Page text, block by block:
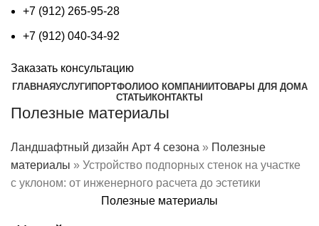
+7 (912) 265-95-28
+7 (912) 040-34-92
Заказать консультацию
ГЛАВНАЯУСЛУГИ ПОРТФОЛИОО КОМПАНИИТОВАРЫ ДЛЯ ДОМА
СТАТЬИ КОНТАКТЫ
Полезные материалы
Ландшафтный дизайн Арт 4 сезона » Полезные
материалы » Устройство подпорных стенок на участке
с уклоном: от инженерного расчета до эстетики
Полезные материалы